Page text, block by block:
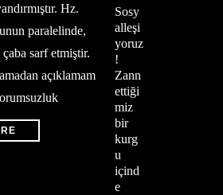
Hz.
paralelinde,
sarf etmiştir.
açıklamam
Sosy
alleşi
yoruz
!
Zann
ettiği
miz
bir
kurg
u
içind
e